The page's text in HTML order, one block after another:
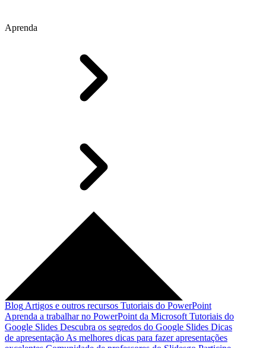
Aprenda
Blog Artigos e outros recursos Tutoriais do PowerPoint
Aprenda a trabalhar no PowerPoint da Microsoft Tutoriais do
Google Slides Descubra os segredos do Google Slides Dicas
de apresentação As melhores dicas para fazer apresentações